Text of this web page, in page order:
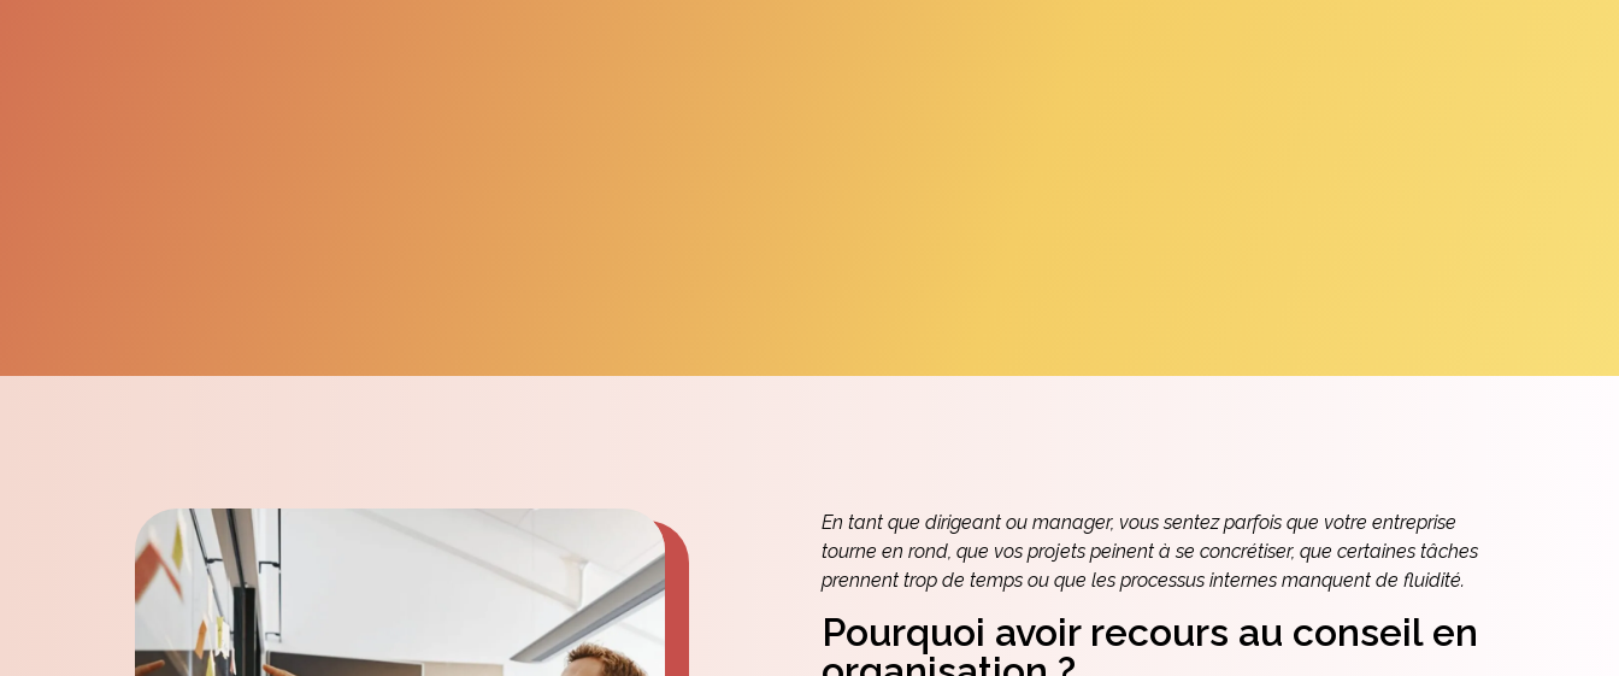
En tant que dirigeant ou manager, vous sentez parfois que votre entreprise
tourne en rond, que vos projets peinent à se concrétiser, que certaines tâches
prennent trop de temps ou que les processus internes manquent de fluidité.
Pourquoi avoir recours au conseil en